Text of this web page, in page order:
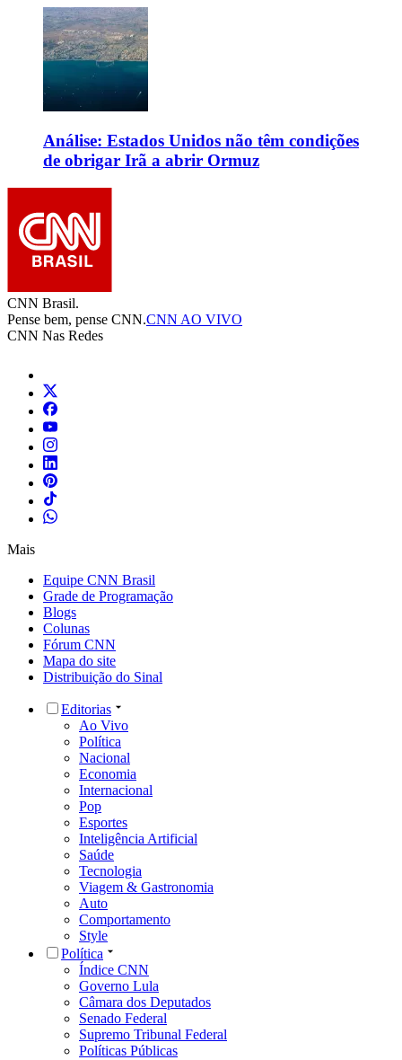
Análise: Estados Unidos não têm condições
de obrigar Irã a abrir Ormuz
CNN Brasil.
Pense bem, pense CNN.CNN AO VIVO
CNN Nas Redes
Mais
Equipe CNN Brasil
Grade de Programação
Blogs
Colunas
Fórum CNN
Mapa do site
Distribuição do Sinal
Editorias
Ao Vivo
Política
Nacional
Economia
Internacional
Pop
Esportes
Inteligência Artificial
Saúde
Tecnologia
Viagem & Gastronomia
Auto
Comportamento
Style
Política
Índice CNN
Governo Lula
Câmara dos Deputados
Senado Federal
Supremo Tribunal Federal
Políticas Públicas